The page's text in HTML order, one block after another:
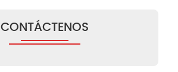
CONTÁCTENOS